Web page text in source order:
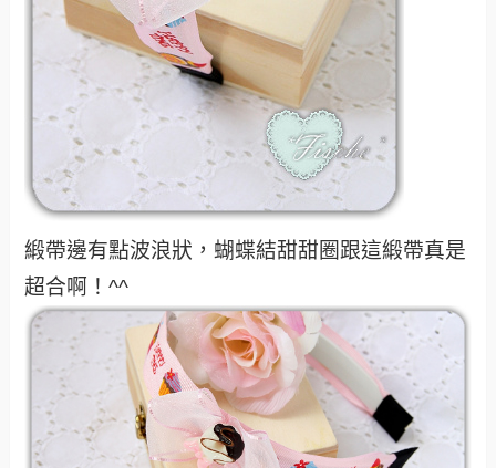
緞帶邊有點波浪狀，蝴蝶結甜甜圈跟這緞帶真是
超合啊！^^